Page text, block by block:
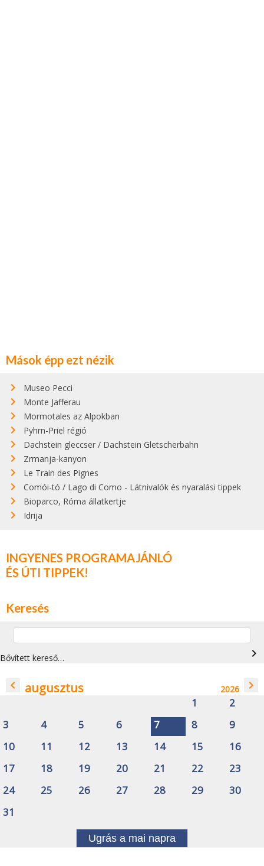
Mások épp ezt nézik
Museo Pecci
Monte Jafferau
Mormotales az Alpokban
Pyhrn-Priel régió
Dachstein gleccser / Dachstein Gletscherbahn
Zrmanja-kanyon
Le Train des Pignes
Comói-tó / Lago di Como - Látnivalók és nyaralási tippek
Bioparco, Róma állatkertje
Idrija
INGYENES PROGRAMAJÁNLÓ
ÉS ÚTI TIPPEK!
Keresés
Bővített kereső… navigate_next
navigate_before augusztus 2026 navigate_next
1
2
3
4 5 6 7 8
9
10
11 12 13 14 15
16
17
18 19 20 21 22
23
24
25 26 27 28 29
30
31
Ugrás a mai napra